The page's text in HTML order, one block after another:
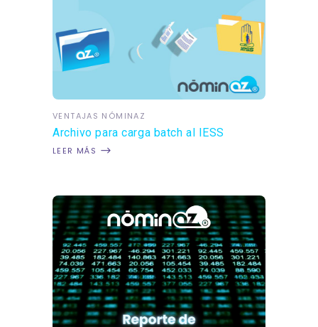
VENTAJAS NÓMINAZ
Archivo para carga batch al IESS
LEER MÁS